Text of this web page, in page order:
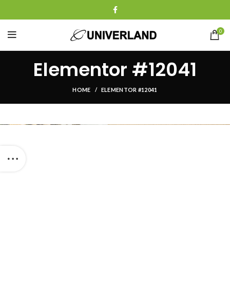
0
Elementor #12041
HOME ELEMENTOR #12041